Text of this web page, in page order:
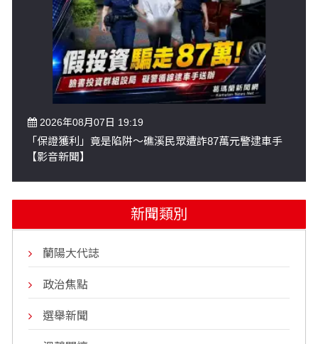
2026年08月07日 19:19
「保證獲利」竟是陷阱～礁溪民眾遭詐87萬元警逮車手
【影音新聞】
新聞類別
蘭陽大代誌
政治焦點
選舉新聞